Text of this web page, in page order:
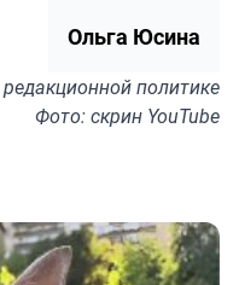
Ольга Юсина
редакционной политике
Фото: скрин YouTube